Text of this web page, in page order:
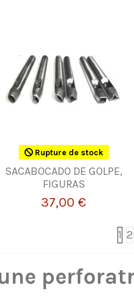
Rupture de stock
SACABOCADO DE GOLPE,
FIGURAS
37,00 €
1 2